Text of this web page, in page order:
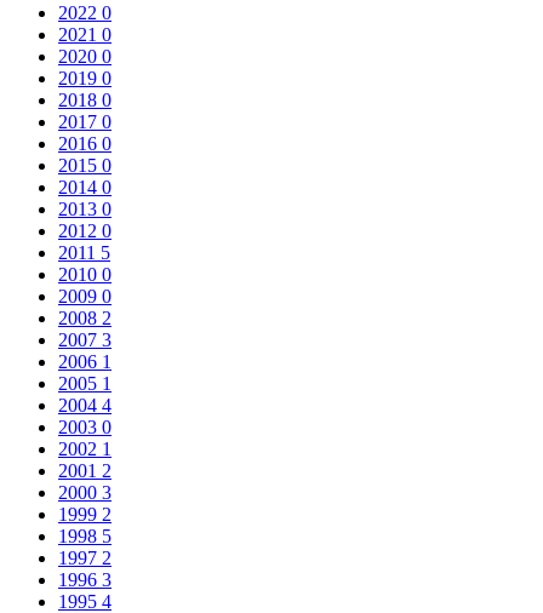
2022 0
2021 0
2020 0
2019 0
2018 0
2017 0
2016 0
2015 0
2014 0
2013 0
2012 0
2011 5
2010 0
2009 0
2008 2
2007 3
2006 1
2005 1
2004 4
2003 0
2002 1
2001 2
2000 3
1999 2
1998 5
1997 2
1996 3
1995 4